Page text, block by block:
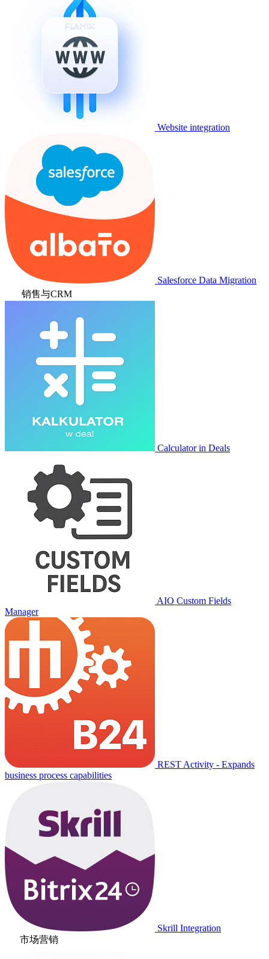
Website integration
Salesforce Data Migration
销售与CRM
Calculator in Deals
AIO Custom Fields
Manager
REST Activity - Expands
business process capabilities
Skrill Integration
市场营销